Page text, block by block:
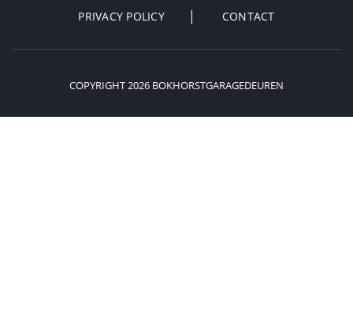
PRIVACY POLICY CONTACT
COPYRIGHT 2026 BOKHORSTGARAGEDEUREN